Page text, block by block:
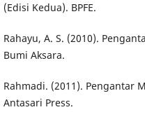
(Edisi Kedua). BPFE.
Rahayu, A. S. (2010).
Bumi Aksara.
Rahmadi. (2011). Pengantar
Antasari Press.